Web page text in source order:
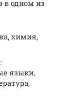
в одном из
химия,
языки,